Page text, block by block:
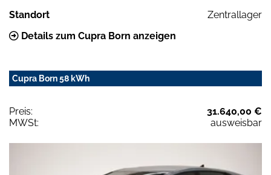
Standort
Zentrallager
Details zum Cupra Born anzeigen
Cupra Born 58 kWh
Preis:
31.640,00 €
MWSt:
ausweisbar